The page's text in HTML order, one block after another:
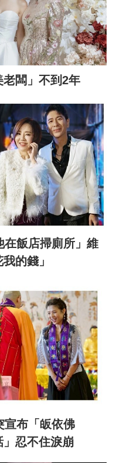
闆」不到2年
在飯店掃廁所」維
的錢」
宣布「皈依佛
忍不住淚崩